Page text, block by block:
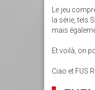
Le jeu
la série, tels
mais
Et voilà, on
Ciao et FUS